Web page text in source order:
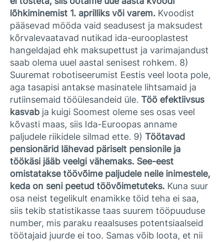
lõhkiminemist 1. aprilliks või varem. Kvoodist
pääsevad mööda vaid seadusest ja maksudest
kõrvalevaatavad nutikad ida-eurooplastest
hangeldajad ehk maksupettust ja varimajandust
saab olema uuel aastal senisest rohkem. 8)
Suuremat robotiseerumist Eestis veel loota pole,
aga tasapisi antakse masinatele lihtsamaid ja
rutiinsemaid tööülesandeid üle. Töö efektiivsus
kasvab ja kuigi Soomest oleme ses osas veel
kõvasti maas, siis Ida-Euroopas anname
paljudele riikidele silmad ette. 9) Töötavad
pensionärid lähevad päriselt pensionile ja
töökäsi jääb veelgi vähemaks. See-eest
omistatakse töövõime paljudele neile inimestele,
keda on seni peetud töövõimetuteks. Kuna suur
osa neist tegelikult enamikke töid teha ei saa,
siis tekib statistikasse taas suurem tööpuuduse
number, mis paraku reaalsuses potentsiaalseid
töötajaid juurde ei too. Samas võib loota, et nii